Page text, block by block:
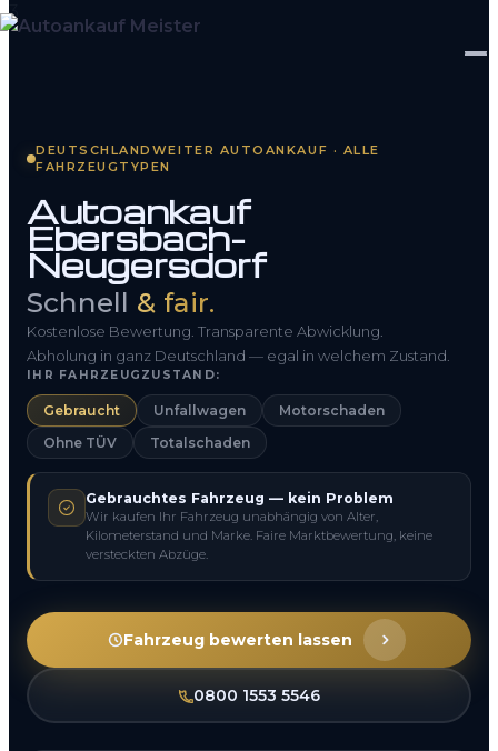
So funktioniert’s
Kontakt
FAQ
0800 1553 5546
Kostenlos anfragen
DEUTSCHLANDWEITER AUTOANKAUF · ALLE
FAHRZEUGTYPEN
Autoankauf
Ebersbach-
Neugersdorf
Schnell & fair.
Kostenlose Bewertung. Transparente Abwicklung.
Abholung in ganz Deutschland — egal in welchem Zustand.
IHR FAHRZEUGZUSTAND:
Gebraucht Unfallwagen
Motorschaden
Ohne TÜV
Totalschaden
Gebrauchtes Fahrzeug — kein Problem
Wir kaufen Ihr Fahrzeug unabhängig von Alter,
Kilometerstand und Marke. Faire Marktbewertung, keine
versteckten Abzüge.
Fahrzeug bewerten lassen
0800 1553 5546